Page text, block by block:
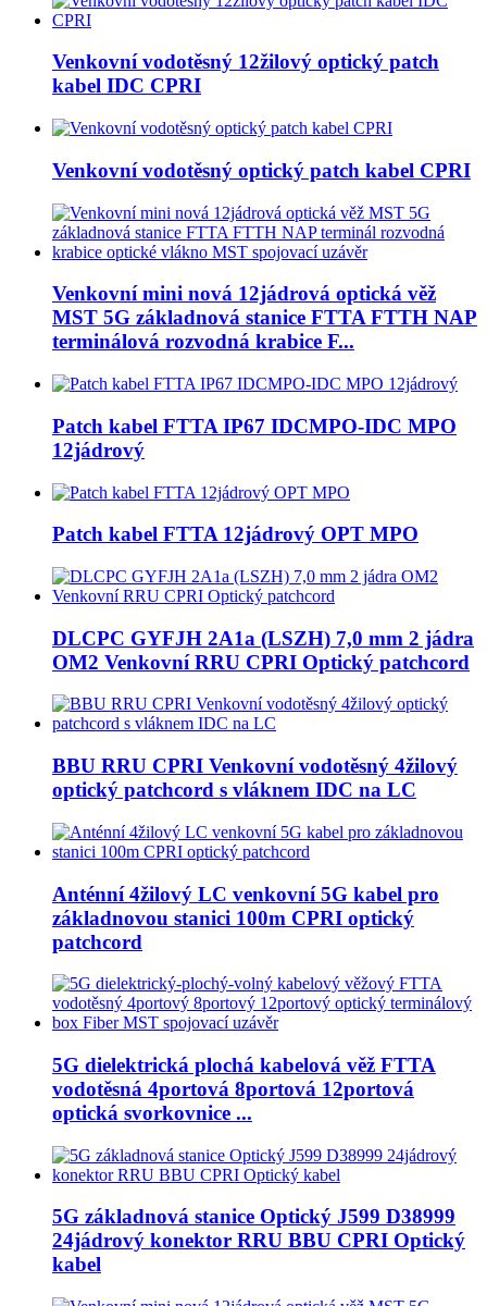
Venkovní vodotěsný 12žilový optický patch
kabel IDC CPRI
Venkovní vodotěsný optický patch kabel CPRI
Venkovní mini nová 12jádrová optická věž
MST 5G základnová stanice FTTA FTTH NAP
terminálová rozvodná krabice F...
Patch kabel FTTA IP67 IDCMPO-IDC MPO
12jádrový
Patch kabel FTTA 12jádrový OPT MPO
DLCPC GYFJH 2A1a (LSZH) 7,0 mm 2 jádra
OM2 Venkovní RRU CPRI Optický patchcord
BBU RRU CPRI Venkovní vodotěsný 4žilový
optický patchcord s vláknem IDC na LC
Anténní 4žilový LC venkovní 5G kabel pro
základnovou stanici 100m CPRI optický
patchcord
5G dielektrická plochá kabelová věž FTTA
vodotěsná 4portová 8portová 12portová
optická svorkovnice ...
5G základnová stanice Optický J599 D38999
24jádrový konektor RRU BBU CPRI Optický
kabel